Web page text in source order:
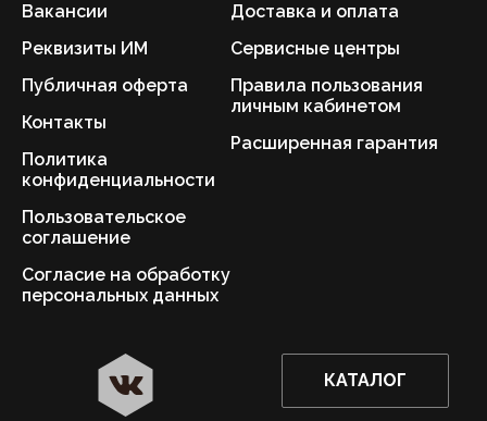
Вакансии
Реквизиты ИМ
Публичная оферта
Контакты
Политика
конфиденциальности
Пользовательское
соглашение
Согласие на обработку
персональных данных
Доставка и оплата
Сервисные центры
Правила пользования
личным кабинетом
Расширенная гарантия
КАТАЛОГ